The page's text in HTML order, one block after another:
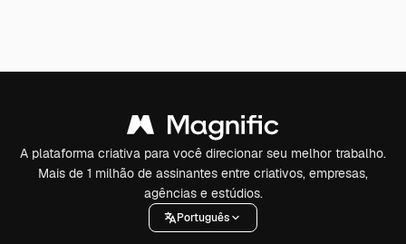
A plataforma criativa para você direcionar seu melhor trabalho.
Mais de 1 milhão de assinantes entre criativos, empresas,
agências e estúdios.
Português